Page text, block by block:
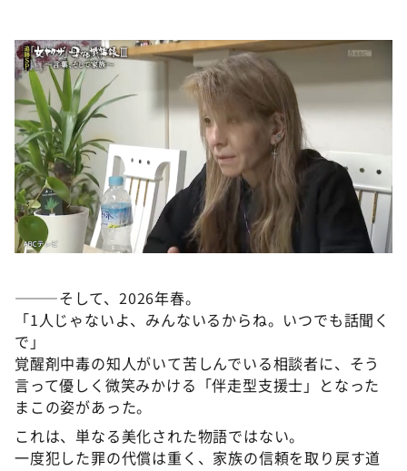
———そして、2026年春。
「1人じゃないよ、みんないるからね。いつでも話聞く
で」
覚醒剤中毒の知人がいて苦しんでいる相談者に、そう
言って優しく微笑みかける「伴走型支援士」となった
まこの姿があった。
これは、単なる美化された物語ではない。
一度犯した罪の代償は重く、家族の信頼を取り戻す道